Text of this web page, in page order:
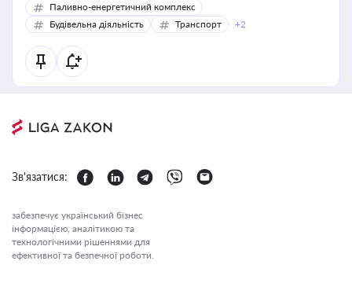
Паливно-енергетичний комплекс
Будівельна діяльність
Транспорт +2
Зв'язатися:
забезпечує український бізнес
інформацією, аналітикою та
технологічними рішеннями для
ефективної та безпечної роботи.